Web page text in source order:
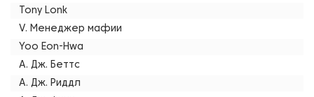
Tony Lonk
V. Менеджер мафии
Yoo Eon-Hwa
А. Дж. Беттс
А. Дж. Риддл